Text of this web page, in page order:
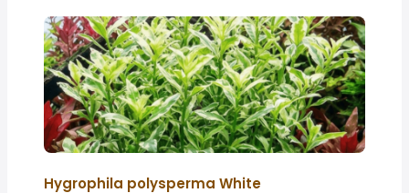
Hygrophila polysperma White